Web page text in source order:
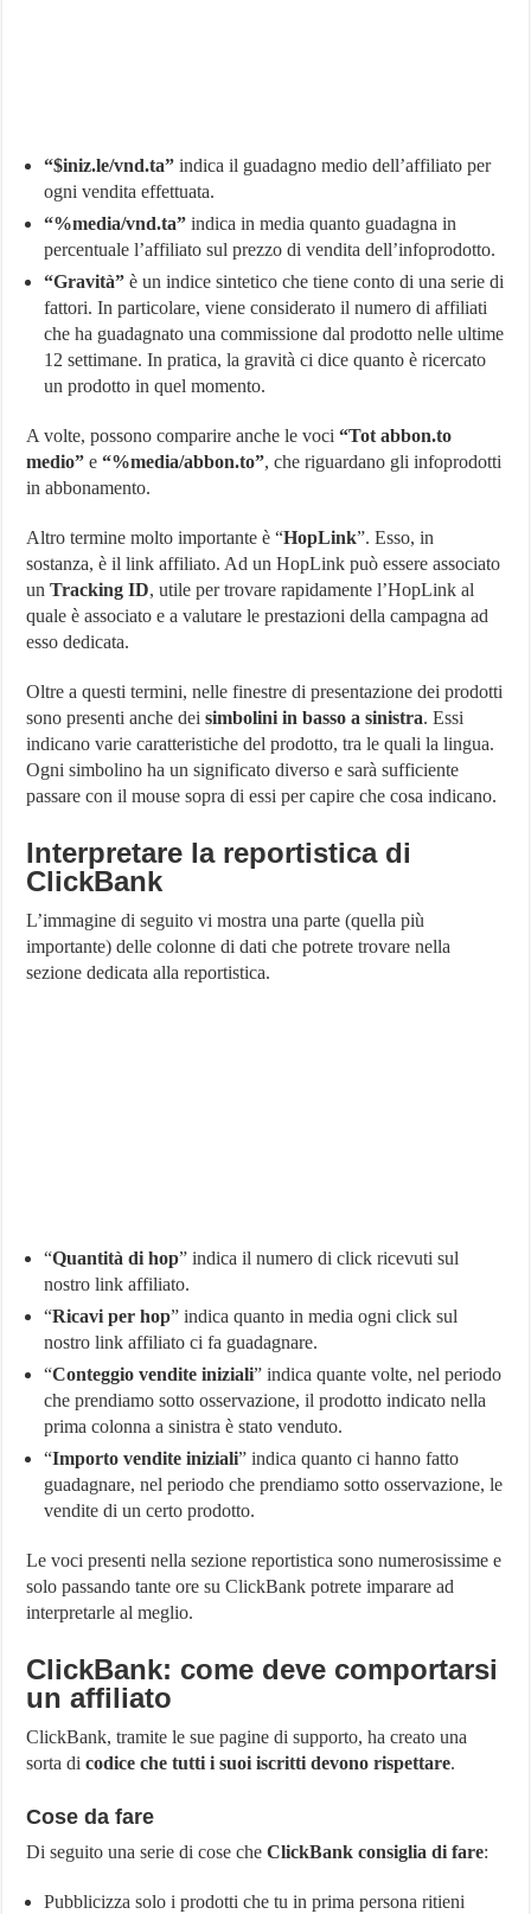
“$iniz.le/vnd.ta” indica il guadagno medio dell’affiliato per
ogni vendita effettuata.
“%media/vnd.ta” indica in media quanto guadagna in
percentuale l’affiliato sul prezzo di vendita dell’infoprodotto.
“Gravità” è un indice sintetico che tiene conto di una serie di
fattori. In particolare, viene considerato il numero di affiliati
che ha guadagnato una commissione dal prodotto nelle ultime
12 settimane. In pratica, la gravità ci dice quanto è ricercato
un prodotto in quel momento.
A volte, possono comparire anche le voci “Tot abbon.to
medio” e“%media/abbon.to”, che riguardano gli infoprodotti
in abbonamento.
Altro termine molto importante è “HopLink”. Esso, in
sostanza, è il link affiliato. Ad un HopLink può essere associato
unTracking ID, utile per trovare rapidamente l’HopLink al
quale è associato e a valutare le prestazioni della campagna ad
esso dedicata.
Oltre a questi termini, nelle finestre di presentazione dei prodotti
sono presenti anche deisimbolini in basso a sinistra. Essi
indicano varie caratteristiche del prodotto, tra le quali la lingua.
Ogni simbolino ha un significato diverso e sarà sufficiente
passare con il mouse sopra di essi per capire che cosa indicano.
Interpretare la reportistica di
ClickBank
L’immagine di seguito vi mostra una parte (quella più
importante) delle colonne di dati che potrete trovare nella
sezione dedicata alla reportistica.
“Quantità di hop” indica il numero di click ricevuti sul
nostro link affiliato.
“Ricavi per hop” indica quanto in media ogni click sul
nostro link affiliato ci fa guadagnare.
“Conteggio vendite iniziali” indica quante volte, nel periodo
che prendiamo sotto osservazione, il prodotto indicato nella
prima colonna a sinistra è stato venduto.
“Importo vendite iniziali” indica quanto ci hanno fatto
guadagnare, nel periodo che prendiamo sotto osservazione, le
vendite di un certo prodotto.
Le voci presenti nella sezione reportistica sono numerosissime e
solo passando tante ore su ClickBank potrete imparare ad
interpretarle al meglio.
ClickBank: come deve comportarsi
un affiliato
ClickBank, tramite le sue pagine di supporto, ha creato una
sorta dicodice che tutti i suoi iscritti devono rispettare.
Cose da fare
Di seguito una serie di cose cheClickBank consiglia di fare:
Pubblicizza solo i prodotti che tu in prima persona ritieni